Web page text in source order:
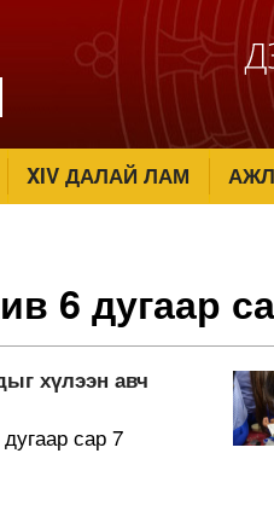
XIV ДАЛАЙ ЛАМ
6 дугаар
хүлээн авч
сар 7